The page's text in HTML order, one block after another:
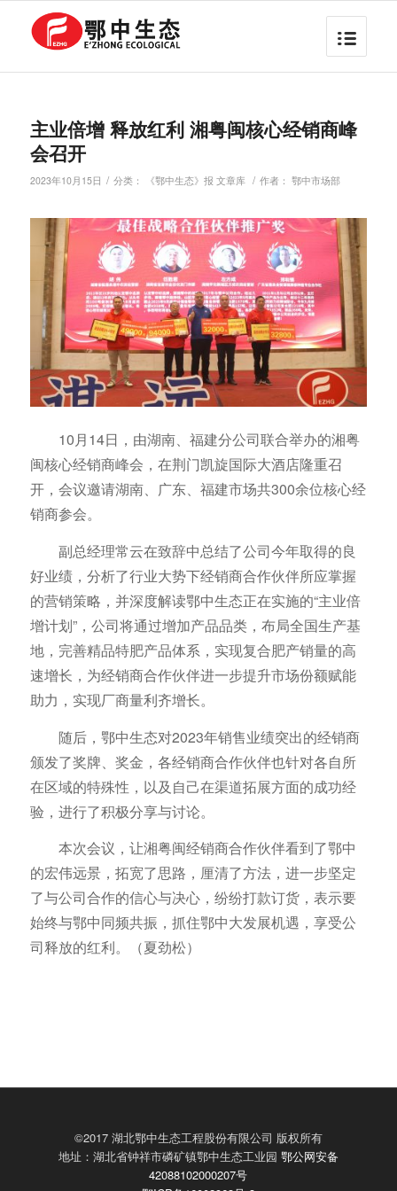
主业倍增 释放红利 湘粤闽核心经销商峰
会召开
2023年10月15日 / 分类： 《鄂中生态》报 文章库 / 作者： 鄂中市场部
10月14日，由湖南、福建分公司联合举办的湘粤
闽核心经销商峰会，在荆门凯旋国际大酒店隆重召
开，会议邀请湖南、广东、福建市场共300余位核心经
销商参会。
副总经理常云在致辞中总结了公司今年取得的良
好业绩，分析了行业大势下经销商合作伙伴所应掌握
的营销策略，并深度解读鄂中生态正在实施的“主业倍
增计划”，公司将通过增加产品品类，布局全国生产基
地，完善精品特肥产品体系，实现复合肥产销量的高
速增长，为经销商合作伙伴进一步提升市场份额赋能
助力，实现厂商量利齐增长。
随后，鄂中生态对2023年销售业绩突出的经销商
颁发了奖牌、奖金，各经销商合作伙伴也针对各自所
在区域的特殊性，以及自己在渠道拓展方面的成功经
验，进行了积极分享与讨论。
本次会议，让湘粤闽经销商合作伙伴看到了鄂中
的宏伟远景，拓宽了思路，厘清了方法，进一步坚定
了与公司合作的信心与决心，纷纷打款订货，表示要
始终与鄂中同频共振，抓住鄂中大发展机遇，享受公
司释放的红利。（夏劲松）
©2017 湖北鄂中生态工程股份有限公司 版权所有
地址：湖北省钟祥市磷矿镇鄂中生态工业园 鄂公网安备
42088102000207号